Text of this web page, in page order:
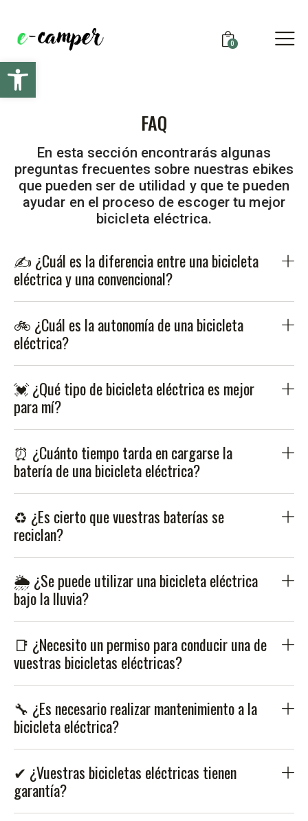
0
FAQ
En esta sección encontrarás algunas
preguntas frecuentes sobre nuestras ebikes
que pueden ser de utilidad y que te pueden
ayudar en el proceso de escoger tu mejor
bicicleta eléctrica.
✍ ¿Cuál es la diferencia entre una bicicleta
eléctrica y una convencional?
🚲 ¿Cuál es la autonomía de una bicicleta
eléctrica?
💓 ¿Qué tipo de bicicleta eléctrica es mejor
para mí?
⏰ ¿Cuánto tiempo tarda en cargarse la
batería de una bicicleta eléctrica?
♻ ¿Es cierto que vuestras baterías se
reciclan?
🌦 ¿Se puede utilizar una bicicleta eléctrica
bajo la lluvia?
📑 ¿Necesito un permiso para conducir una de
vuestras bicicletas eléctricas?
🔧 ¿Es necesario realizar mantenimiento a la
bicicleta eléctrica?
✔ ¿Vuestras bicicletas eléctricas tienen
garantía?
España.
Abrir barra de herramientas